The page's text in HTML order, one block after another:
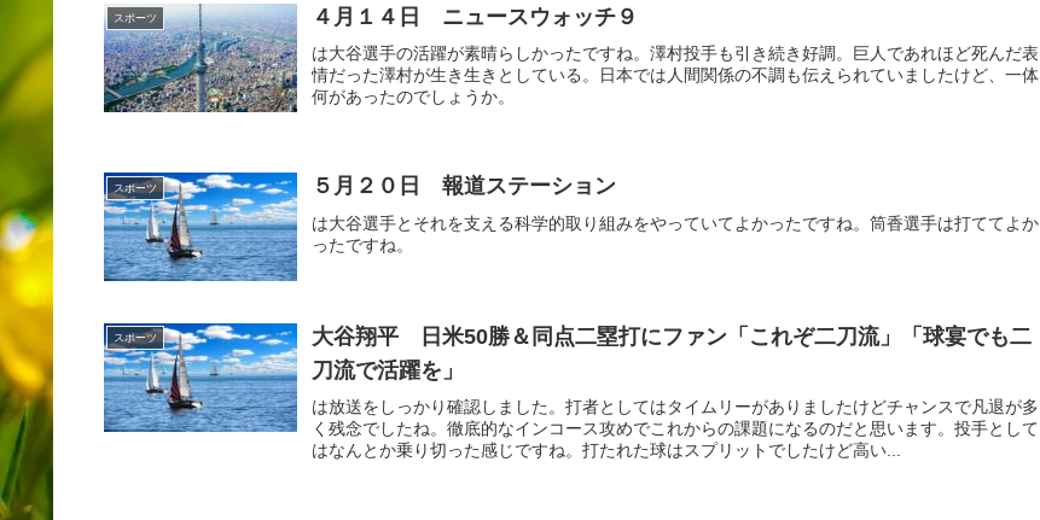
スポーツ ４月１４日 ニュースウォッチ９
は大谷選手の活躍が素晴らしかったですね。澤村投手も引き続き好調。巨人であれほど死んだ表
情だった澤村が生き生きとしている。日本では人間関係の不調も伝えられていましたけど、一体
何があったのでしょうか。
スポーツ ５月２０日 報道ステーション
は大谷選手とそれを支える科学的取り組みをやっていてよかったですね。筒香選手は打ててよか
ったですね。
スポーツ
大谷翔平 日米50勝＆同点二塁打にファン「これぞ二刀流」「球宴でも二
刀流で活躍を」
は放送をしっかり確認しました。打者としてはタイムリーがありましたけどチャンスで凡退が多
く残念でしたね。徹底的なインコース攻めでこれからの課題になるのだと思います。投手として
はなんとか乗り切った感じですね。打たれた球はスプリットでしたけど高い...